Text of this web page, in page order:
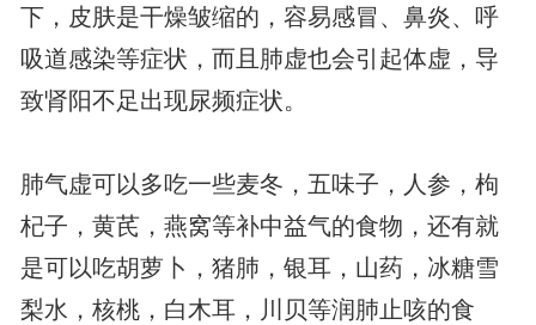
下，皮肤是干燥皱缩的，容易感冒、鼻炎、呼
吸道感染等症状，而且肺虚也会引起体虚，导
致肾阳不足出现尿频症状。
肺气虚可以多吃一些麦冬，五味子，人参，枸
杞子，黄芪，燕窝等补中益气的食物，还有就
是可以吃胡萝卜，猪肺，银耳，山药，冰糖雪
梨水，核桃，白木耳，川贝等润肺止咳的食